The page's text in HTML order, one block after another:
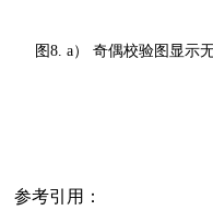
图8. a） 奇偶校验图显示
参考引用：